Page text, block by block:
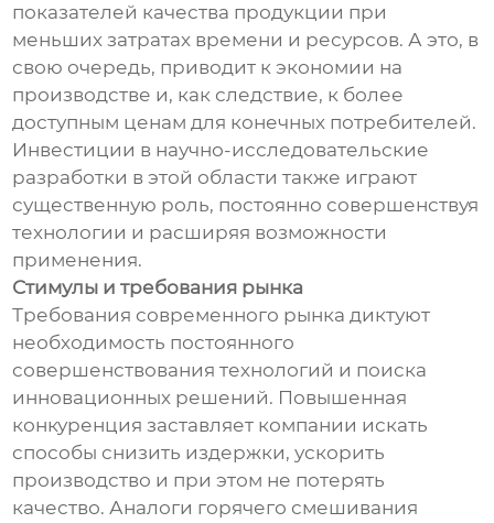
показателей качества продукции при
меньших затратах времени и ресурсов. А это, в
свою очередь, приводит к экономии на
производстве и, как следствие, к более
доступным ценам для конечных потребителей.
Инвестиции в научно-исследовательские
разработки в этой области также играют
существенную роль, постоянно совершенствуя
технологии и расширяя возможности
применения.
Стимулы и требования рынка
Требования современного рынка диктуют
необходимость постоянного
совершенствования технологий и поиска
инновационных решений. Повышенная
конкуренция заставляет компании искать
способы снизить издержки, ускорить
производство и при этом не потерять
качество. Аналоги горячего смешивания